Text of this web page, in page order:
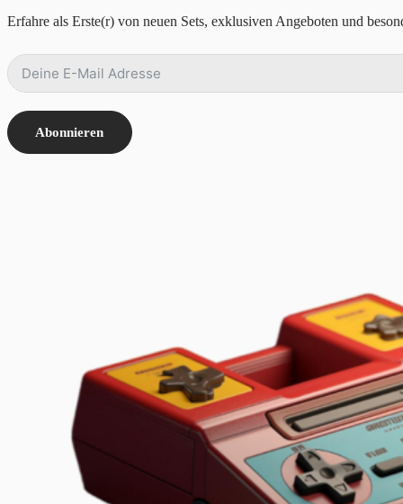
Erfahre als Erste(r) von neuen Sets, exklusiven Angeboten und
Abonnieren